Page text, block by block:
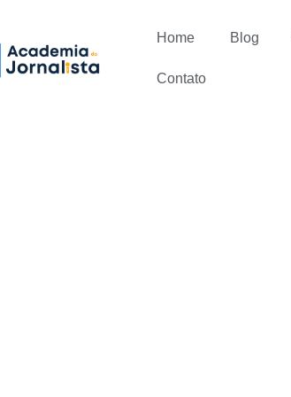
Home Blog
Contato